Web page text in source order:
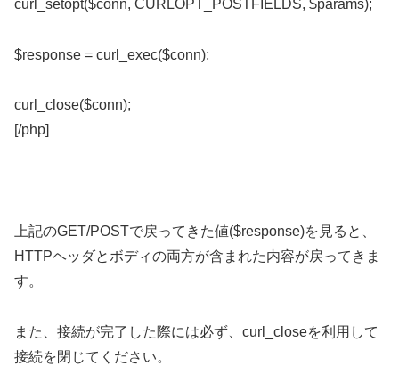
curl_setopt($conn, CURLOPT_POSTFIELDS, $params);
$response = curl_exec($conn);
curl_close($conn);
[/php]
上記のGET/POSTで戻ってきた値($response)を見ると、
HTTPヘッダとボディの両方が含まれた内容が戻ってきま
す。
また、接続が完了した際には必ず、curl_closeを利用して
接続を閉じてください。